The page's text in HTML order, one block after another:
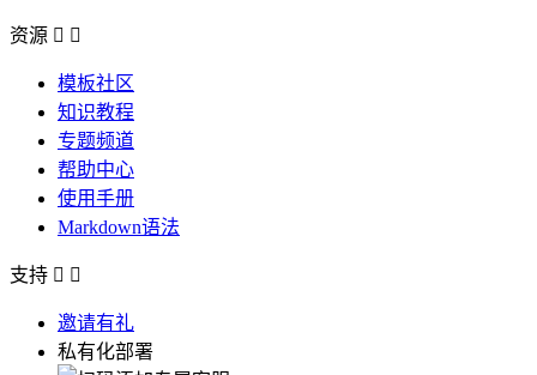
资源  
模板社区
知识教程
专题频道
帮助中心
使用手册
Markdown语法
支持  
邀请有礼
私有化部署